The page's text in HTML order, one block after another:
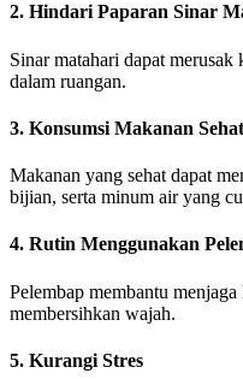
2. Hindari Paparan Sinar
Sinar matahari dapat
dalam ruangan.
3. Konsumsi Makanan Sehat
Makanan yang sehat dapat
bijian, serta minum air yang
4. Rutin Menggunakan
Pelembap membantu
membersihkan wajah.
5. Kurangi Stres